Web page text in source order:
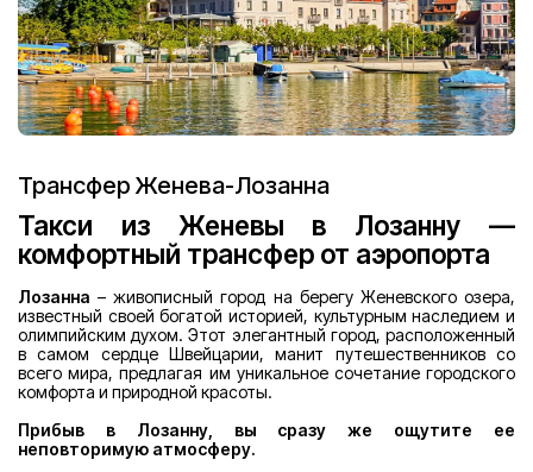
Трансфер Женева-Лозанна
Такси из Женевы в Лозанну —
комфортный трансфер от аэропорта
Лозанна – живописный город на берегу Женевского озера,
известный своей богатой историей, культурным наследием и
олимпийским духом. Этот элегантный город, расположенный
в самом сердце Швейцарии, манит путешественников со
всего мира, предлагая им уникальное сочетание городского
комфорта и природной красоты.
Прибыв в Лозанну, вы сразу же ощутите ее
неповторимую атмосферу.